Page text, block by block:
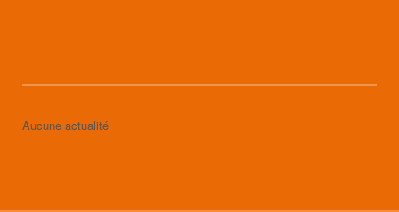
Aucune actualité